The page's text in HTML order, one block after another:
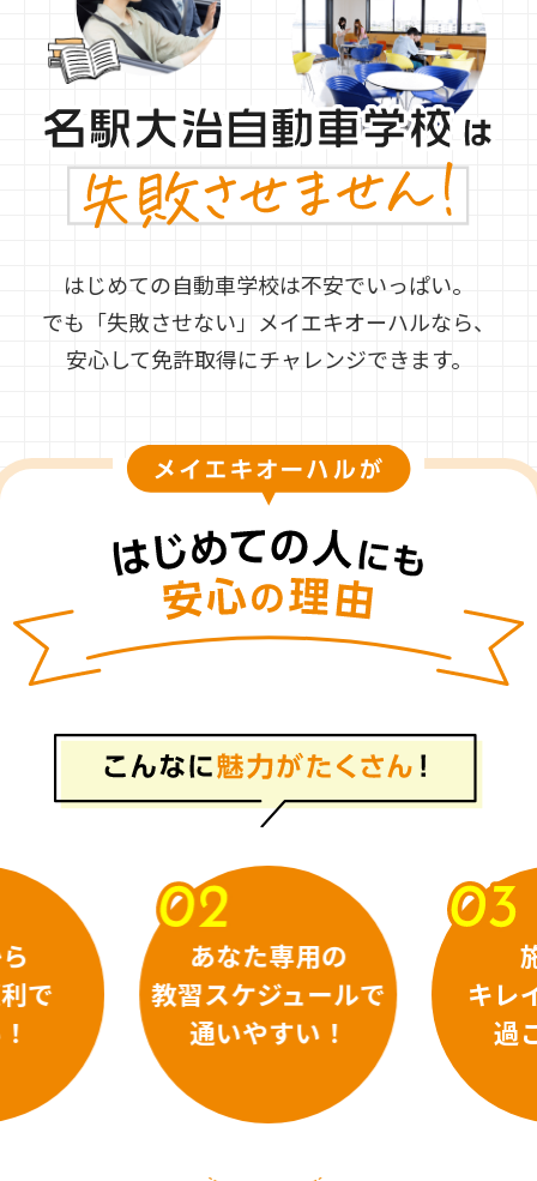
はじめての自動車学校は不安でいっぱい。
でも「失敗させない」メイエキオーハルなら、
安心して免許取得にチャレンジできます。
の
ルで
！
施設が
キレイで快適に
過ごせる！
運
教